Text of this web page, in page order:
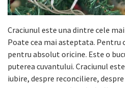
Craciunul este una dintre cele
Poate cea mai asteptata. Pentru
pentru absolut oricine. Este o
puterea cuvantului. Craciunul
iubire, despre reconciliere,